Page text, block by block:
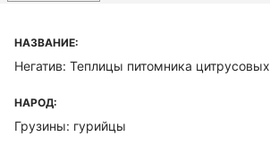
НАЗВАНИЕ:
Негатив: Теплицы питомника цитрусовых
НАРОД:
Грузины: гурийцы